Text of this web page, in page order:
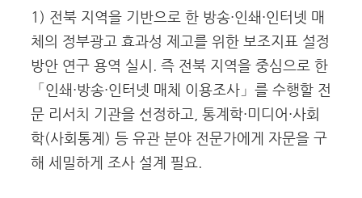
1) 전북 지역을 기반으로 한 방송·인쇄·인터넷 매
체의 정부광고 효과성 제고를 위한 보조지표 설정
방안 연구 용역 실시. 즉 전북 지역을 중심으로 한
「인쇄·방송·인터넷 매체 이용조사」를 수행할 전
문 리서치 기관을 선정하고, 통계학·미디어·사회
학(사회통계) 등 유관 분야 전문가에게 자문을 구
해 세밀하게 조사 설계 필요.